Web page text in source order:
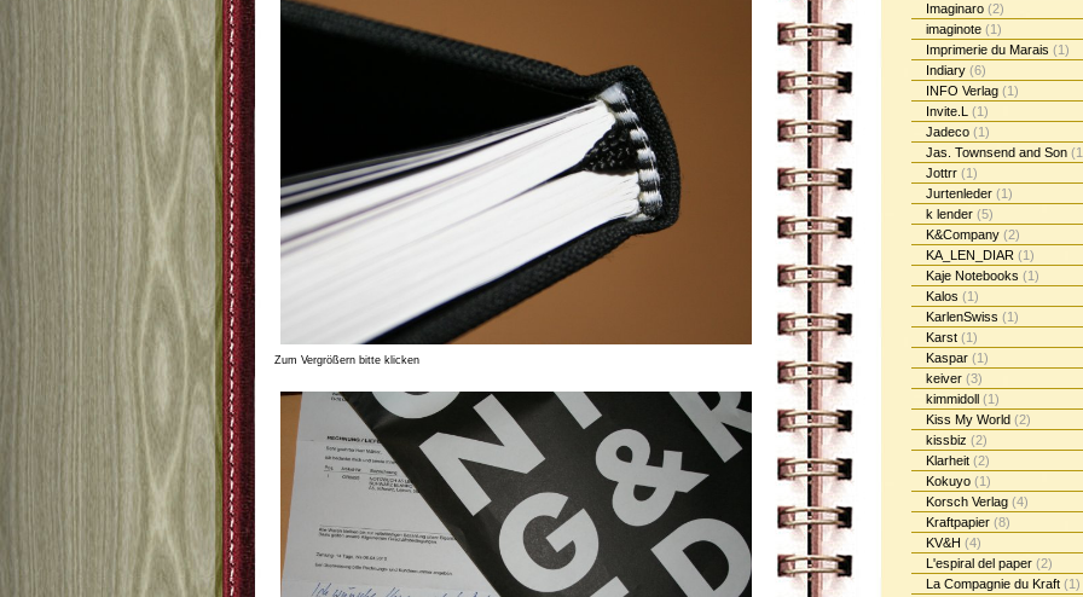
Zum Vergrößern bitte klicken
Imaginaro (2)
imaginote (1)
Imprimerie du Marais (1)
Indiary (6)
INFO Verlag (1)
Invite.L (1)
Jadeco (1)
Jas. Townsend and Son
Jottrr (1)
Jurtenleder (1)
k lender (5)
K&Company (2)
KA_LEN_DIAR (1)
Kaje Notebooks (1)
Kalos (1)
KarlenSwiss (1)
Karst (1)
Kaspar (1)
keiver (3)
kimmidoll (1)
Kiss My World (2)
kissbiz (2)
Klarheit (2)
Kokuyo (1)
Korsch Verlag (4)
Kraftpapier (8)
KV&H (4)
L'espiral del paper (2)
La Compagnie du Kraft (1)